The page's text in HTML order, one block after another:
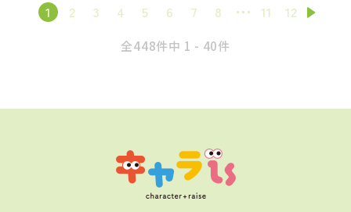
1 2 3 4 5 6 7 8 11 12
全448件中 1 - 40件